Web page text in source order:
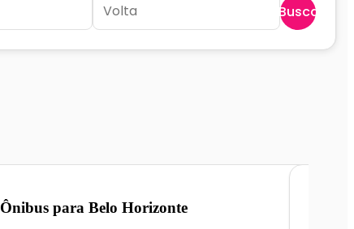
Buscar
Ônibus para Belo Horizonte